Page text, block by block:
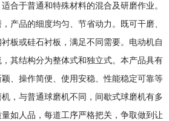
合于普通和特殊材料的混合及研磨作业。
产品的细度均匀、节省动力。既可干磨、
板或硅石衬板，满足不同需要。电动机自
其结构分为整体式和独立式。本产品具有
、操作简便、使用安稳、性能稳定可靠等
，与普通球磨机不同，间歇式球磨机有多
如人品，每道工序严格把关，争取做到让